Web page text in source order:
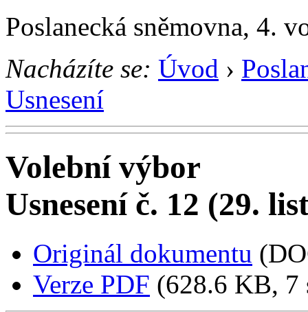
Poslanecká sněmovna, 4.
Nacházíte se: Úvod ›
Usnesení
Volební výbor
Usnesení č. 12 (29.
Originál dokumentu
Verze PDF (628.6 KB, 7